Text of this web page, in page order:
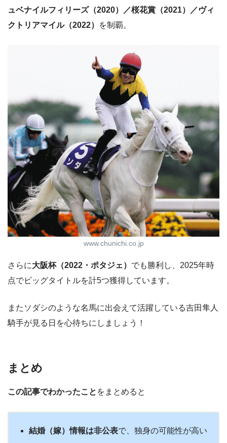
ュベナイルフィリーズ（2020）／桜花賞（2021）／ヴィ
クトリアマイル（2022）
を制覇。
www.chunichi.co.jp
さらに大阪杯（2022・ポタジェ） でも勝利し、2025年時
点でビッグタイトルを計5つ獲得しています。
またソダシのような名馬に出会えて活躍している吉田隼人
騎手が見る日を心待ちにしましょう！
まとめ
この記事でわかったこと をまとめると
結婚（嫁）情報は非公表で、独身の可能性が高い